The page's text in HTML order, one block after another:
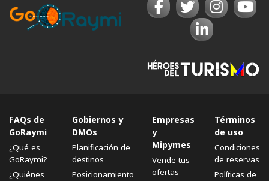
FAQs de
GoRaymi
¿Qué es
GoRaymi?
¿Quiénes
Gobiernos y
DMOs
Planificación de
destinos
Posicionamiento
Empresas
y
Mipymes
Vende tus
ofertas
Términos
de uso
Condiciones
de reservas
Políticas de